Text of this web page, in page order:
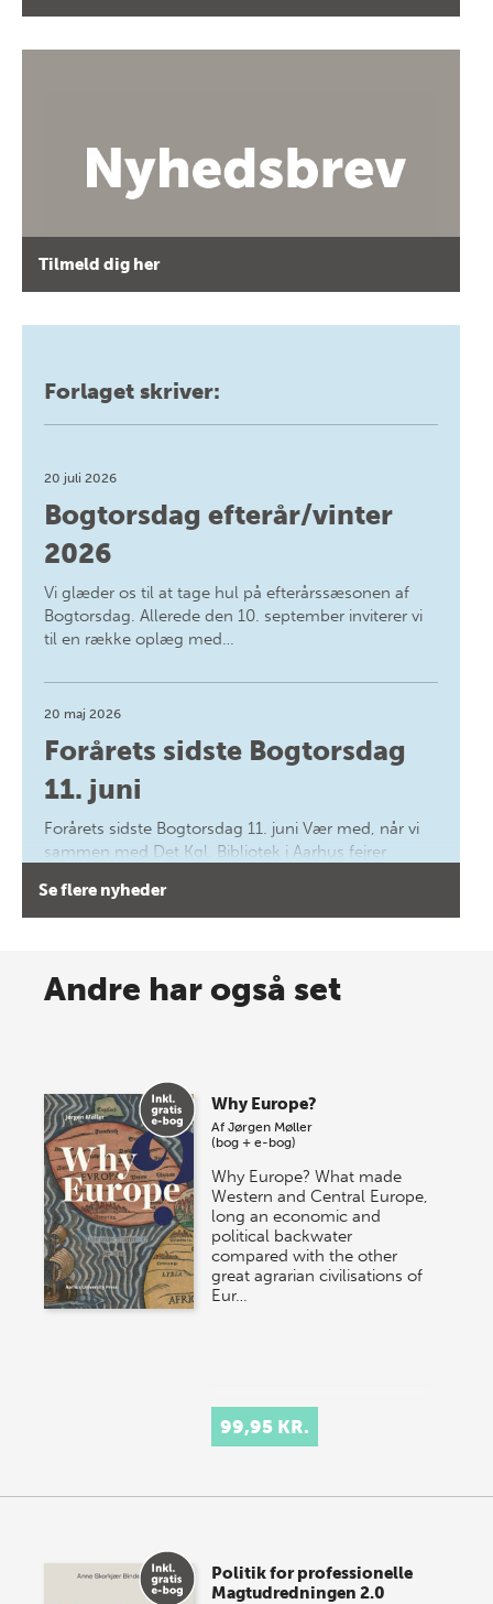
Tilmeld dig her
Forlaget skriver:
20 juli 2026
Bogtorsdag efterår/vinter
2026
Vi glæder os til at tage hul på efterårssæsonen af
Bogtorsdag. Allerede den 10. september inviterer vi
til en række oplæg med…
20 maj 2026
Forårets sidste Bogtorsdag
11. juni
Forårets sidste Bogtorsdag 11. juni Vær med, når vi
sammen med Det Kgl. Bibliotek i Aarhus fejrer
Spar op til 70% til sommer-
store sommer-lagersalg, så sæt kryds i kalenderen
onsdag den 10. j…
Se flere nyheder
Andre har også set
Why Europe?
AfJørgen Møller
(bog + e-bog)
Why Europe? What made
Western and Central Europe,
long an economic and
political backwater
compared with the other
great agrarian civilisations of
Eur…
99,95 KR.
Politik for professionelle
Magtudredningen 2.0